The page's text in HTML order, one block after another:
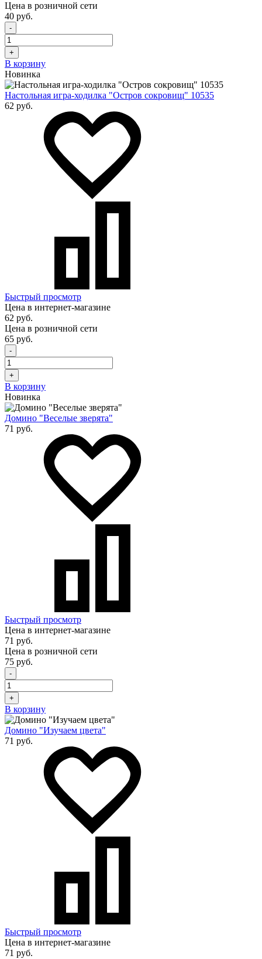
Цена в розничной сети
40 руб.
-
+
В корзину
Новинка
Настольная игра-ходилка "Остров сокровищ" 10535
62 руб.
Быстрый просмотр
Цена в интернет-магазине
62 руб.
Цена в розничной сети
65 руб.
-
+
В корзину
Новинка
Домино "Веселые зверята"
71 руб.
Быстрый просмотр
Цена в интернет-магазине
71 руб.
Цена в розничной сети
75 руб.
-
+
В корзину
Домино "Изучаем цвета"
71 руб.
Быстрый просмотр
Цена в интернет-магазине
71 руб.